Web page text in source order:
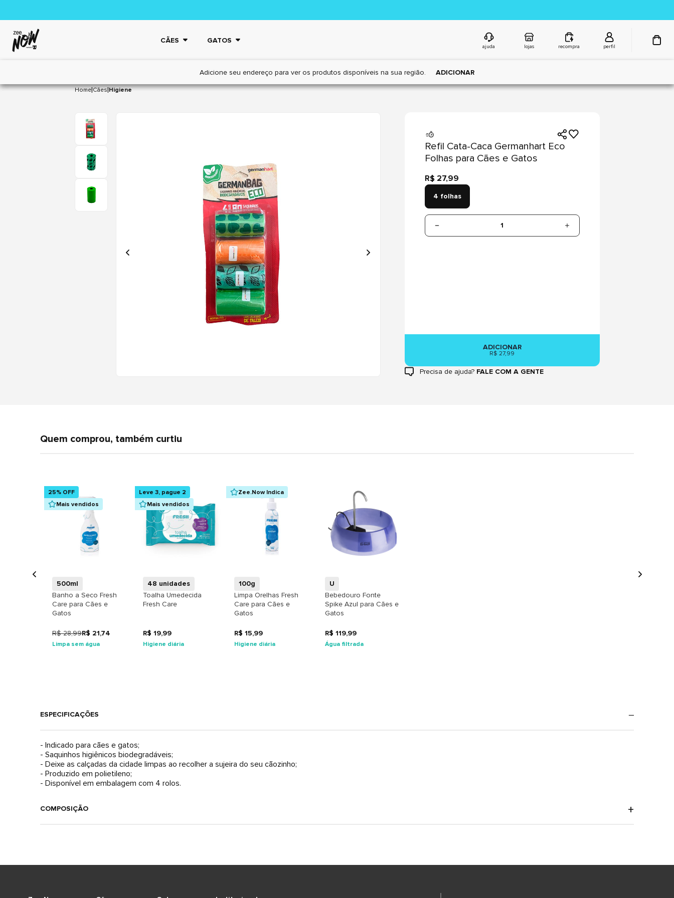
CÃES GATOS
ajuda lojas recompra perfil
Adicione seu endereço para ver os produtos disponíveis na sua região. ADICIONAR
Home|Cães|Higiene
Refil Cata-Caca Germanhart Eco
Folhas para Cães e Gatos
R$ 27,99
4 folhas
1
ADICIONAR
R$ 27,99
Precisa de ajuda? FALE COM A GENTE
Quem comprou, também curtiu
25% OFF
Mais vendidos
500ml
Banho a Seco Fresh
Care para Cães e
Gatos
R$ 28,99R$ 21,74
Limpa sem água
Leve 3, pague 2
Mais vendidos
+
48 unidades
Toalha Umedecida
Fresh Care
R$ 19,99
Higiene diária
Zee.Now Indica
100g
Limpa Orelhas Fresh
Care para Cães e
Gatos
R$ 15,99
Higiene diária
+
U
Bebedouro Fonte
Spike Azul para Cães e
Gatos
R$ 119,99
Água filtrada
ESPECIFICAÇÕES
- Indicado para cães e gatos;
- Saquinhos higiênicos biodegradáveis;
- Deixe as calçadas da cidade limpas ao recolher a sujeira do seu cãozinho;
- Produzido em polietileno;
- Disponível em embalagem com 4 rolos.
COMPOSIÇÃO